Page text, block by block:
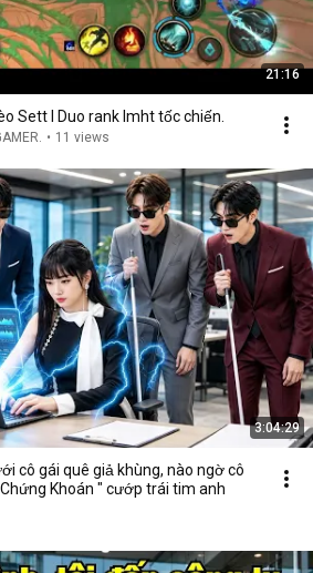
21:16
Sett I Duo rank lmht tốc chiến.
• 11 views
3:04:29
cô gái quê giả khùng, nào ngờ cô
Khoán " cướp trái tim anh